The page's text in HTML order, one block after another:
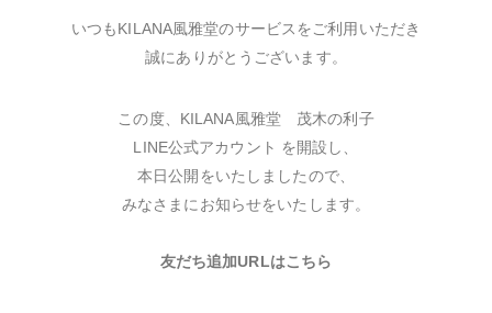
いつもKILANA風雅堂のサービスをご利用いただき
誠にありがとうございます。
この度、KILANA風雅堂 茂木の利子
LINE公式アカウント を開設し、
本日公開をいたしましたので、
みなさまにお知らせをいたします。
友だち追加URLはこちら